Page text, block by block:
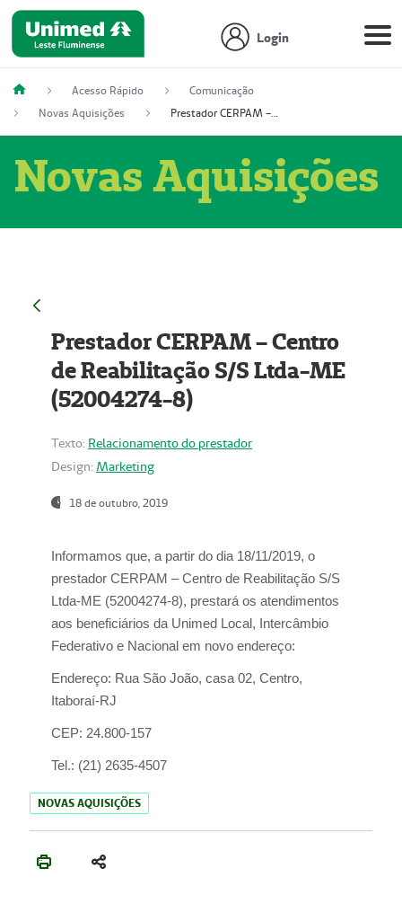
Login
Acesso Rápido
Comunicação
Novas Aquisições
Prestador CERPAM – Centro de Reabilitação S/S Ltda-ME (52004274-8)
Novas Aquisições
Prestador CERPAM – Centro
de Reabilitação S/S Ltda-ME
(52004274-8)
Texto: Relacionamento do prestador
Design: Marketing
18 de outubro, 2019
Informamos que, a partir do dia 18/11/2019, o
prestador CERPAM – Centro de Reabilitação S/S
Ltda-ME (52004274-8), prestará os atendimentos
aos beneficiários da Unimed Local, Intercâmbio
Federativo e Nacional em novo endereço:
Endereço: Rua São João, casa 02, Centro,
Itaboraí-RJ
CEP: 24.800-157
Tel.: (21) 2635-4507
NOVAS AQUISIÇÕES